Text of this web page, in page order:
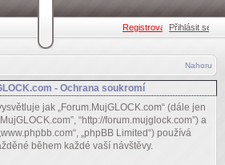
Registrovat •Přihlásit se
Nahoru
- Ochrana soukromí
jak „Forum.MujGLOCK.com“ (dále jen
“http://forum.mujglock.com”) a
„phpBB Limited“) používá
během každé vaší návštěvy.